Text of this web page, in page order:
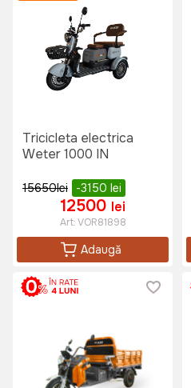
Tricicleta electrica
Weter 1000 IN
15650lei -3150 lei
12500 lei
Art:VOR81898
Adaugă